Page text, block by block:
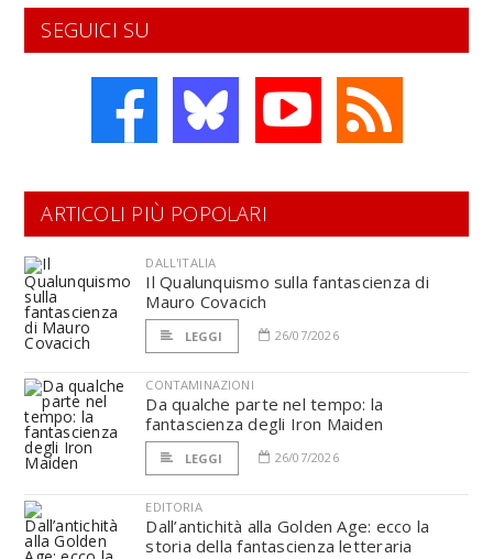
SEGUICI SU
ARTICOLI PIÙ POPOLARI
DALL'ITALIA
Il Qualunquismo sulla fantascienza di
Mauro Covacich
LEGGI 26/07/2026
CONTAMINAZIONI
Da qualche parte nel tempo: la
fantascienza degli Iron Maiden
LEGGI 26/07/2026
EDITORIA
Dall’antichità alla Golden Age: ecco la
storia della fantascienza letteraria